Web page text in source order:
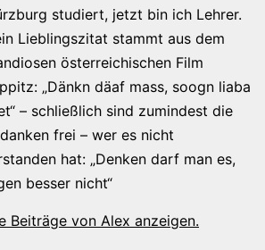
studiert, jetzt bin ich Lehrer.
Lieblingszitat stammt aus dem
österreichischen Film
„Dänkn däaf mass, soogn liaba
– schließlich sind zumindest die
frei – wer es nicht
hat: „Denken darf man es,
besser nicht“
Beiträge von Alex anzeigen.